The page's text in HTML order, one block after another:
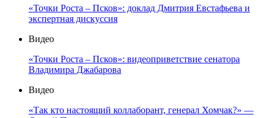
«Точки Роста – Псков»: доклад Дмитрия Евстафьева и
экспертная дискуссия
Видео
«Точки Роста – Псков»: видеоприветствие сенатора
Владимира Джабарова
Видео
«Так кто настоящий коллаборант, генерал Хомчак?» —